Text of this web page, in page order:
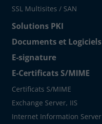
SSL Multisites / SAN
Solutions PKI
Documents et Logiciels
E-signature
E-Certificats S/MIME
Certificats S/MIME
Exchange Server, IIS
Internet Information Server